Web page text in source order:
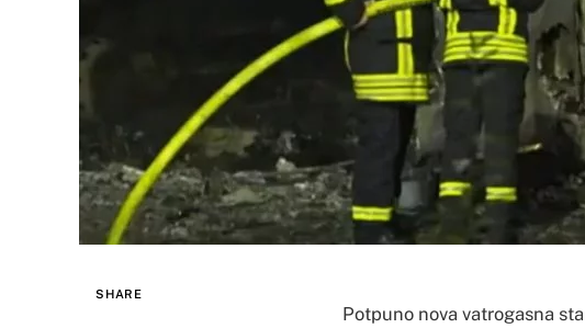
SHARE
Potpuno nova vatrogasna